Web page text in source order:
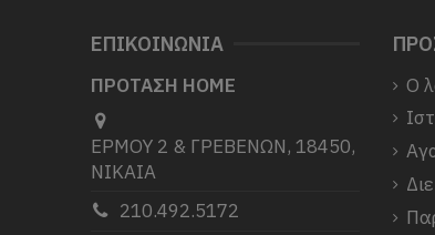
ΕΠΙΚΟΙΝΩΝΙΑ
ΠΡΟΤΑΣΗ HOME
ΕΡΜΟΥ 2 & ΓΡΕΒΕΝΩΝ, 18450,
ΝΙΚΑΙΑ
210.492.5172
Ο